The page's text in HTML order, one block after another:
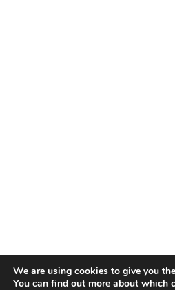
We are using cookies to give you
You can find out more about which